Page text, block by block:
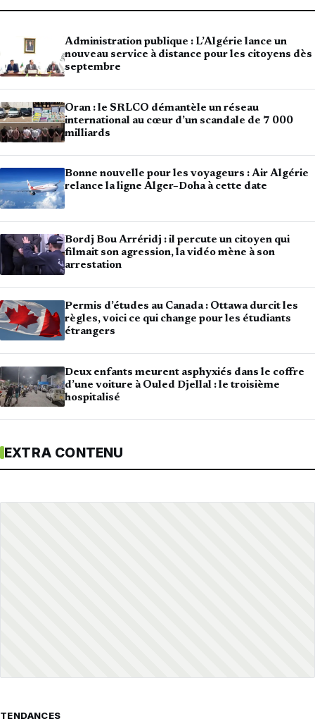
Administration publique : L’Algérie lance un
nouveau service à distance pour les citoyens dès
septembre
Oran : le SRLCO démantèle un réseau
international au cœur d’un scandale de 7 000
milliards
Bonne nouvelle pour les voyageurs : Air Algérie
relance la ligne Alger–Doha à cette date
Bordj Bou Arréridj : il percute un citoyen qui
filmait son agression, la vidéo mène à son
arrestation
Permis d’études au Canada : Ottawa durcit les
règles, voici ce qui change pour les étudiants
étrangers
Deux enfants meurent asphyxiés dans le coffre
d’une voiture à Ouled Djellal : le troisième
hospitalisé
EXTRA CONTENU
TENDANCES